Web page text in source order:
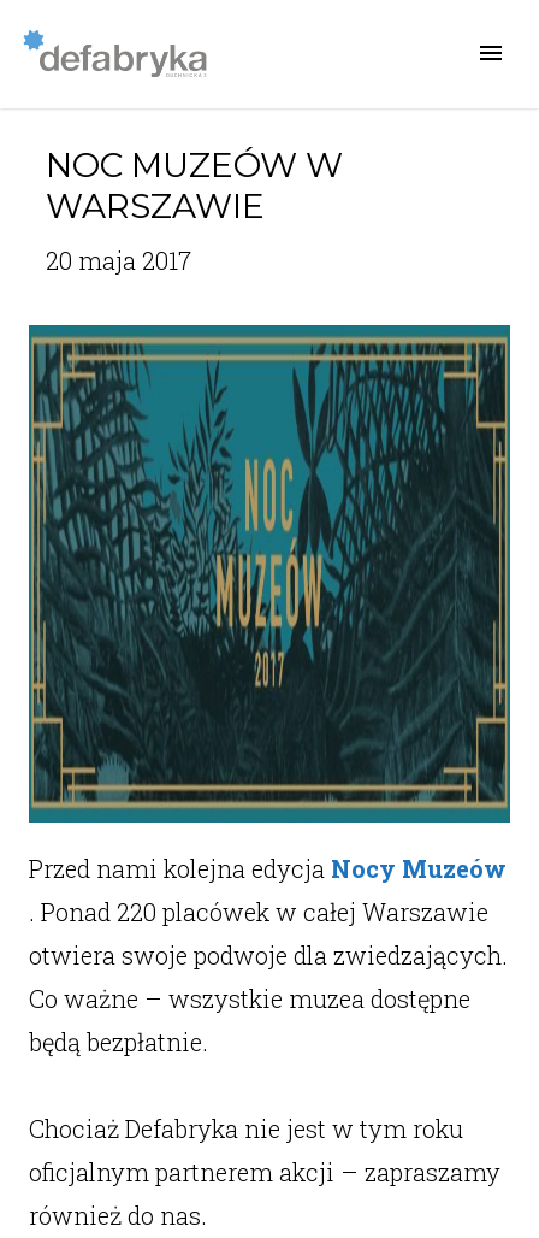
NOC MUZEÓW W
WARSZAWIE
20 maja 2017
Przed nami kolejna edycja Nocy Muzeów
. Ponad 220 placówek w całej Warszawie
otwiera swoje podwoje dla zwiedzających.
Co ważne – wszystkie muzea dostępne
będą bezpłatnie.
Chociaż Defabryka nie jest w tym roku
oficjalnym partnerem akcji – zapraszamy
również do nas.